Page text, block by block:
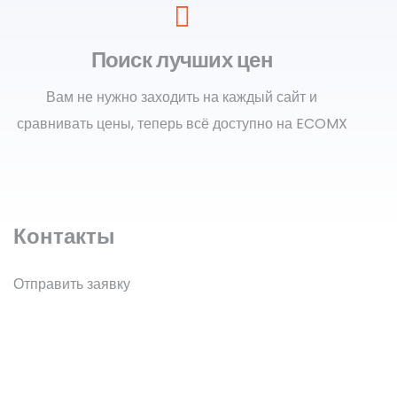
Поиск лучших цен
Вам не нужно заходить на каждый сайт и
сравнивать цены, теперь всё доступно на ECOMX
Контакты
Отправить заявку